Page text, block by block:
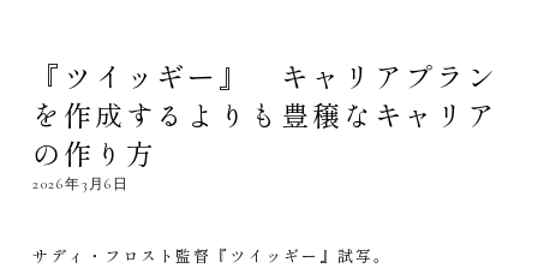
『ツイッギー』 キャリアプラン
を作成するよりも豊穣なキャリア
の作り方
2026年3月6日
サディ・フロスト監督『ツイッギー』試写。